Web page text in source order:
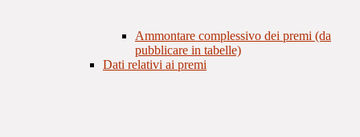
Ammontare complessivo dei premi (da
pubblicare in tabelle)
Dati relativi ai premi